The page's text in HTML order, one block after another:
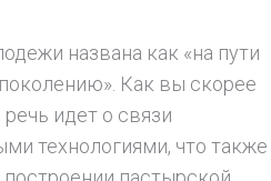
названа как «на пути
Как вы скорее
идет о связи
технологиями, что также